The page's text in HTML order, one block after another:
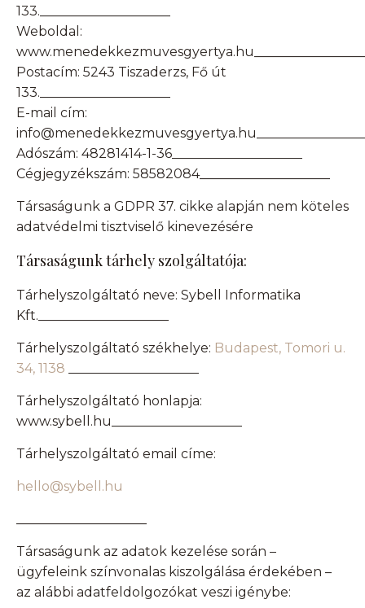
133.____________________
Weboldal:
Postacím: 5243 Tiszaderzs, Fő út
133.____________________
E-mail cím:
Adószám: 48281414-1-36____________________
Cégjegyzékszám: 58582084____________________
Társaságunk a GDPR 37. cikke alapján nem köteles
adatvédelmi tisztviselő kinevezésére
Társaságunk tárhely szolgáltatója:
Tárhelyszolgáltató neve: Sybell Informatika
Kft.
Tárhelyszolgáltató székhelye: Budapest, Tomori u.
34, 1138
Tárhelyszolgáltató honlapja:
www.sybell.hu
Tárhelyszolgáltató email címe:
hello@sybell.hu
Társaságunk az adatok kezelése során –
ügyfeleink színvonalas kiszolgálása érdekében –
az alábbi adatfeldolgozókat veszi igénybe: